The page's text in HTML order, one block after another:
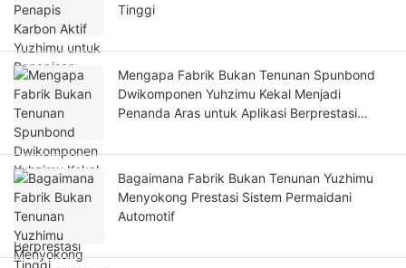
Tinggi
Mengapa Fabrik Bukan Tenunan Spunbond
Dwikomponen Yuhzimu Kekal Menjadi
Penanda Aras untuk Aplikasi Berprestasi
Bagaimana Fabrik Bukan Tenunan Yuzhimu
Menyokong Prestasi Sistem Permaidani
Automotif